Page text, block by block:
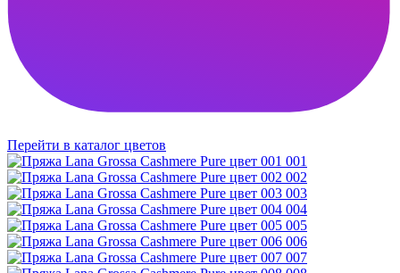
Перейти в каталог цветов
001
002
003
004
005
006
007